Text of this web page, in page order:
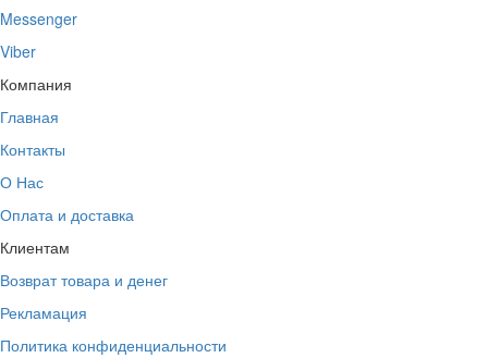
Messenger
Viber
Компания
Главная
Контакты
О Нас
Оплата и доставка
Клиентам
Возврат товара и денег
Рекламация
Политика конфиденциальности